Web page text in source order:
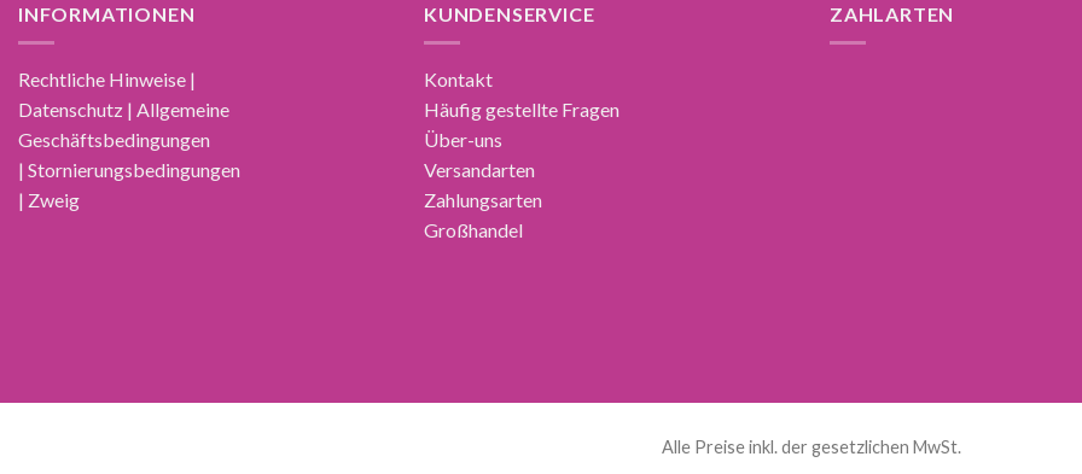
INFORMATIONEN
Rechtliche Hinweise |
Datenschutz | Allgemeine
Geschäftsbedingungen
| Stornierungsbedingungen
| Zweig
KUNDENSERVICE
Kontakt
Häufig gestellte Fragen
Über-uns
Versandarten
Zahlungsarten
Großhandel
ZAHLARTEN
Alle Preise inkl. der gesetzlichen MwSt.